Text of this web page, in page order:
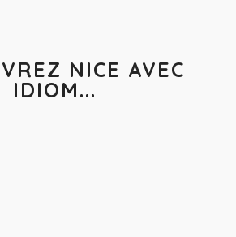
NICE AVEC
IDIOM...